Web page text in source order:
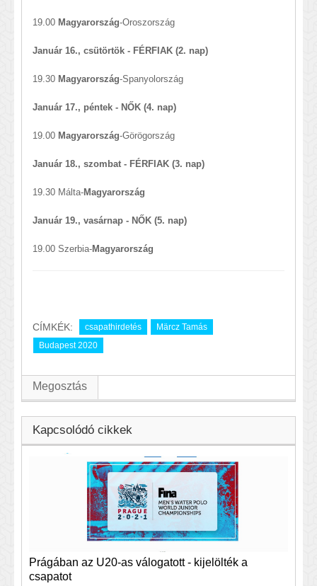
19.00 Magyarország-Oroszország
Január 16., csütörtök - FÉRFIAK (2. nap)
19.30 Magyarország-Spanyolország
Január 17., péntek - NŐK (4. nap)
19.00 Magyarország-Görögország
Január 18., szombat - FÉRFIAK (3. nap)
19.30 Málta-Magyarország
Január 19., vasárnap - NŐK (5. nap)
19.00 Szerbia-Magyarország
CÍMKÉK: csapathirdetés
Märcz Tamás
Budapest 2020
Megosztás
Kapcsolódó cikkek
Prágában az U20-as válogatott - kijelölték a
csapatot